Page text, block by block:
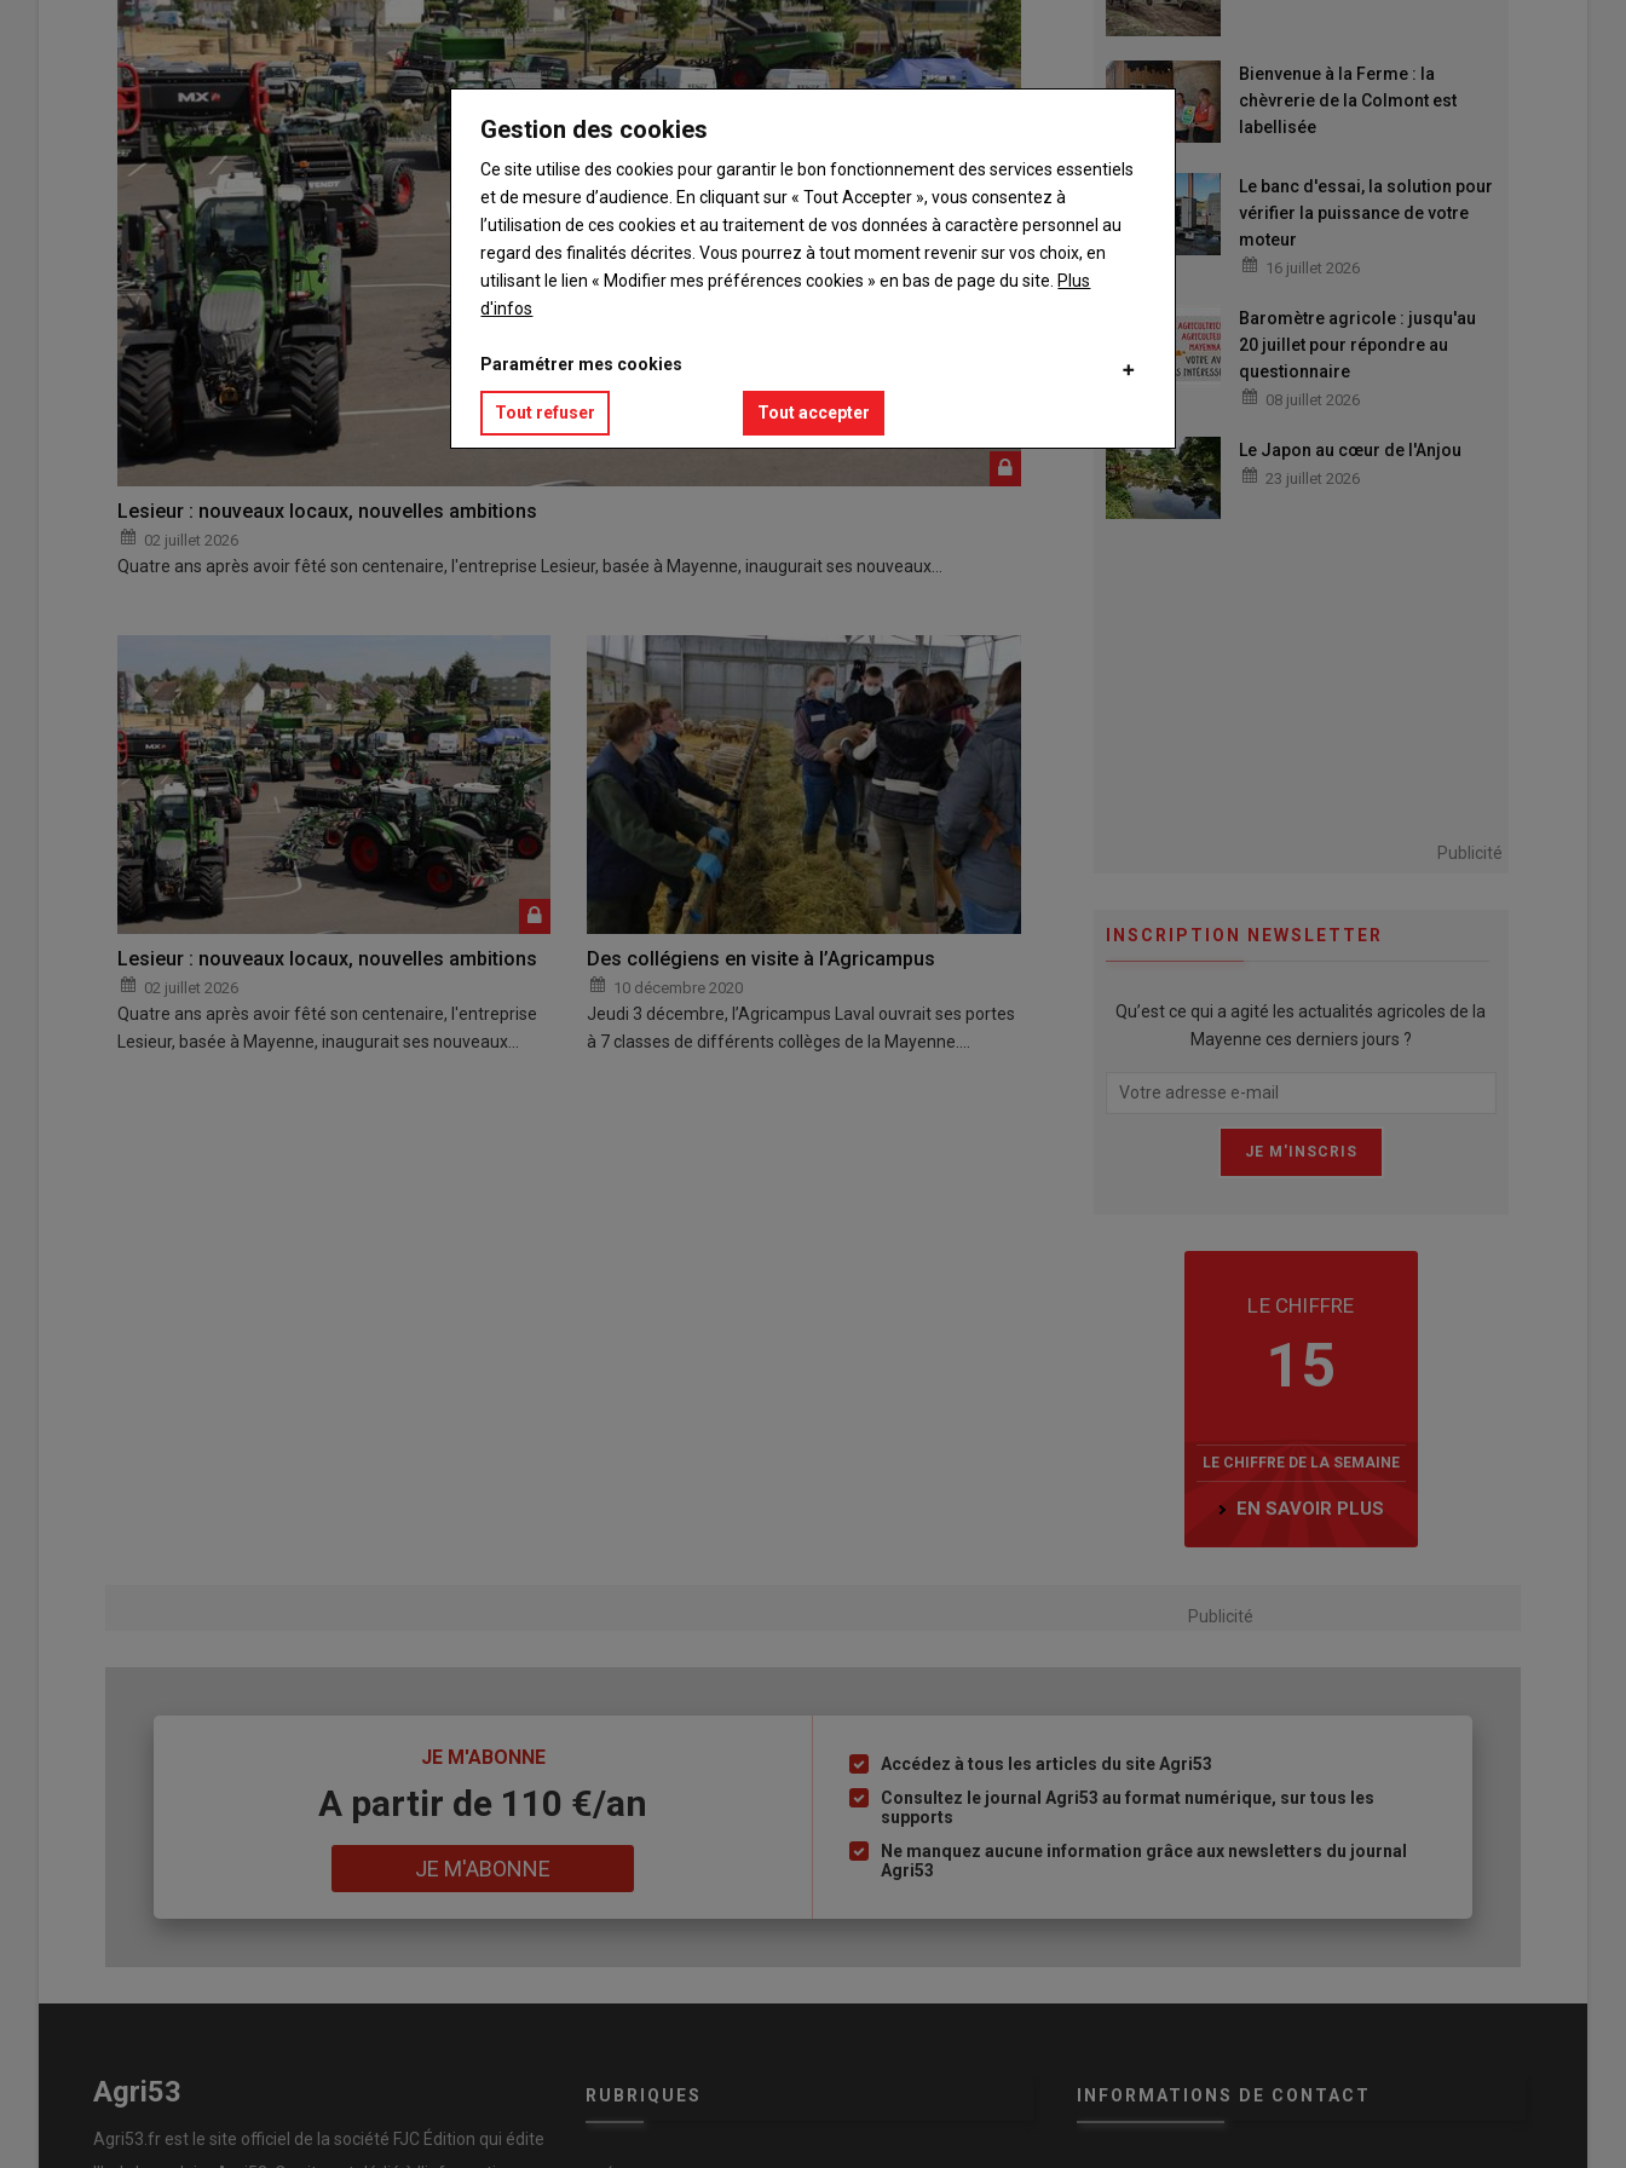
Lesieur : nouveaux locaux, nouvelles ambitions
02 juillet 2026
Quatre ans après avoir fêté son centenaire, l'entreprise Lesieur, basée à Mayenne, inaugurait ses nouveaux…
Lesieur : nouveaux locaux, nouvelles ambitions
02 juillet 2026
Quatre ans après avoir fêté son centenaire, l'entreprise
Lesieur, basée à Mayenne, inaugurait ses nouveaux…
Des collégiens en visite à l’Agricampus
10 décembre 2020
Jeudi 3 décembre, l’Agricampus Laval ouvrait ses portes
à 7 classes de différents collèges de la Mayenne.…
Bienvenue à la Ferme : la
chèvrerie de la Colmont est
labellisée
Le banc d'essai, la solution pour
vérifier la puissance de votre
moteur
16 juillet 2026
Baromètre agricole : jusqu'au
20 juillet pour répondre au
questionnaire
08 juillet 2026
Le Japon au cœur de l'Anjou
23 juillet 2026
Publicité
INSCRIPTION NEWSLETTER
Qu’est ce qui a agité les actualités agricoles de la
Mayenne ces derniers jours ?
LE CHIFFRE
15
LE CHIFFRE DE LA SEMAINE
EN SAVOIR PLUS
Publicité
JE M'ABONNE
A partir de 110 €/an
JE M'ABONNE
Liste
à
puce
Accédez à tous les articles du site Agri53
Consultez le journal Agri53 au format numérique, sur tous les
supports
Ne manquez aucune information grâce aux newsletters du journal
Agri53
Agri53
Agri53.fr est le site officiel de la société FJC Édition qui édite
RUBRIQUES INFORMATIONS DE CONTACT
Gestion des cookies
Ce site utilise des cookies pour garantir le bon fonctionnement des services essentiels
et de mesure d’audience. En cliquant sur « Tout Accepter », vous consentez à
l’utilisation de ces cookies et au traitement de vos données à caractère personnel au
regard des finalités décrites. Vous pourrez à tout moment revenir sur vos choix, en
utilisant le lien « Modifier mes préférences cookies » en bas de page du site. Plus
d'infos
Paramétrer mes cookies
Tout refuser Tout accepter